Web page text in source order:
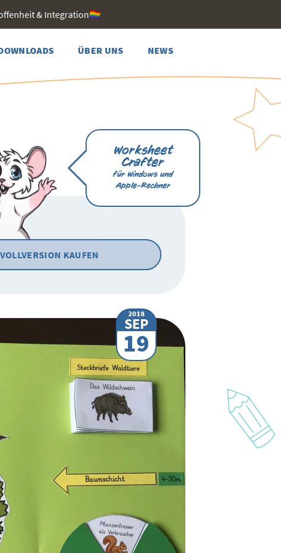
& Integration🏳️‍🌈
ÜBER UNS NEWS
Worksheet
Crafter
für Windows und
Apple-Rechner
VOLLVERSION KAUFEN
2018
SEP
19